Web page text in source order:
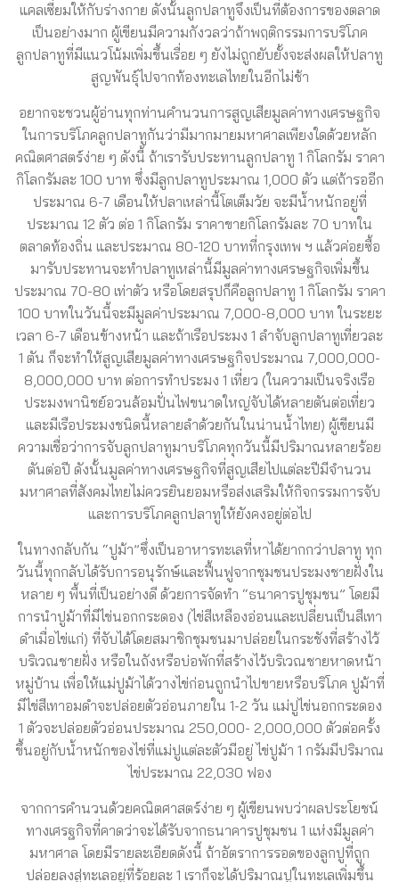
แคลเซี่ยมให้กับร่างกาย ดังนั้นลูกปลาทูจึงเป็นที่ต้องการของตลาด
เป็นอย่างมาก ผู้เขียนมีความกังวลว่าถ้าพฤติกรรมการบริโภค
ลูกปลาทูที่มีแนวโน้มเพิ่มขึ้นเรื่อย ๆ ยังไม่ถูกยับยั้งจะส่งผลให้ปลาทู
สูญพันธุ์ไปจากท้องทะเลไทยในอีกไม่ช้า
อยากจะชวนผู้อ่านทุกท่านคำนวนการสูญเสียมูลค่าทางเศรษฐกิจ
ในการบริโภคลูกปลาทูกันว่ามีมากมายมหาศาลเพียงใดด้วยหลัก
คณิตศาสตร์ง่าย ๆ ดังนี้ ถ้าเรารับประทานลูกปลาทู 1 กิโลกรัม ราคา
กิโลกรัมละ 100 บาท ซึ่งมีลูกปลาทูประมาณ 1,000 ตัว แต่ถ้ารออีก
ประมาณ 6-7 เดือนให้ปลาเหล่านี้โตเต็มวัย จะมีน้ำหนักอยู่ที่
ประมาณ 12 ตัว ต่อ 1 กิโลกรัม ราคาขายกิโลกรัมละ 70 บาทใน
ตลาดท้องถิ่น และประมาณ 80-120 บาทที่กรุงเทพ ฯ แล้วค่อยซื้อ
มารับประทานจะทำปลาทูเหล่านี้มีมูลค่าทางเศรษฐกิจเพิ่มขึ้น
ประมาณ 70-80 เท่าตัว หรือโดยสรุปก็คือลูกปลาทู 1 กิโลกรัม ราคา
100 บาทในวันนี้จะมีมูลค่าประมาณ 7,000-8,000 บาท ในระยะ
เวลา 6-7 เดือนข้างหน้า และถ้าเรือประมง 1 ลำจับลูกปลาทูเที่ยวละ
1 ตัน ก็จะทำให้สูญเสียมูลค่าทางเศรษฐกิจประมาณ 7,000,000-
8,000,000 บาท ต่อการทำประมง 1 เที่ยว (ในความเป็นจริงเรือ
ประมงพานิชย์อวนล้อมปั่นไฟขนาดใหญ่จับได้หลายตันต่อเที่ยว
และมีเรือประมงชนิดนี้หลายลำด้วยกันในน่านน้ำไทย) ผู้เขียนมี
ความเชื่อว่าการจับลูกปลาทูมาบริโภคทุกวันนี้มีปริมาณหลายร้อย
ตันต่อปี ดังนั้นมูลค่าทางเศรษฐกิจที่สูญเสียไปแต่ละปีมีจำนวน
มหาศาลที่สังคมไทยไม่ควรยินยอมหรือส่งเสริมให้กิจกรรมการจับ
และการบริโภคลูกปลาทูให้ยังคงอยู่ต่อไป
ในทางกลับกัน “ปูม้า”ซึ่งเป็นอาหารทะเลที่หาได้ยากกว่าปลาทู ทุก
วันนี้ทุกกลับได้รับการอนุรักษ์และฟื้นฟูจากชุมชนประมงชายฝั่งใน
หลาย ๆ พื้นที่เป็นอย่างดี ด้วยการจัดทำ “ธนาคารปูชุมชน” โดยมี
การนำปูม้าที่มีไข่นอกกระดอง (ไข่สีเหลืองอ่อนและเปลี่ยนเป็นสีเทา
ดำเมื่อไข่แก่) ที่จับได้โดยสมาชิกชุมชนมาปล่อยในกระชังที่สร้างไว้
บริเวณชายฝั่ง หรือในถังหรือบ่อพักที่สร้างไว้บริเวณชายหาดหน้า
หมู่บ้าน เพื่อให้แม่ปูม้าได้วางไข่ก่อนถูกนำไปขายหรือบริโภค ปูม้าที่
มีไข่สีเทาอมดำจะปล่อยตัวอ่อนภายใน 1-2 วัน แม่ปูไข่นอกกระดอง
1 ตัวจะปล่อยตัวอ่อนประมาณ 250,000- 2,000,000 ตัวต่อครั้ง
ขึ้นอยู่กับน้ำหนักของไข่ที่แม่ปูแต่ละตัวมีอยู่ ไข่ปูม้า 1 กรัมมีปริมาณ
ไข่ประมาณ 22,030 ฟอง
จากการคำนวนด้วยคณิตศาสตร์ง่าย ๆ ผู้เขียนพบว่าผลประโยชน์
ทางเศรฐกิจที่คาดว่าจะได้รับจากธนาคารปูชุมชน 1 แห่งมีมูลค่า
มหาศาล โดยมีรายละเอียดดังนี้ ถ้าอัตราการรอดของลูกปูที่ถูก
ปล่อยลงสู่ทะเลอยู่ที่ร้อยละ 1 เราก็จะได้ปริมาณปูในทะเลเพิ่มขึ้น